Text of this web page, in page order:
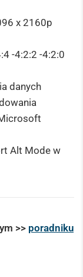
x 2160p
-4:2:2 -4:2:0
danych
Alt Mode w
>> poradniku